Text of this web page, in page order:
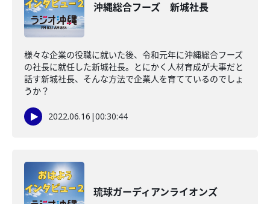
沖縄総合フーズ 新城社長
様々な企業の役職に就いた後、令和元年に沖縄総合フーズ
の社長に就任した新城社長。とにかく人材育成が大事だと
話す新城社長、そんな方法で企業人を育てているのでしょ
うか？
2022.06.16 |00:30:44
琉球ガーディアンライオンズ